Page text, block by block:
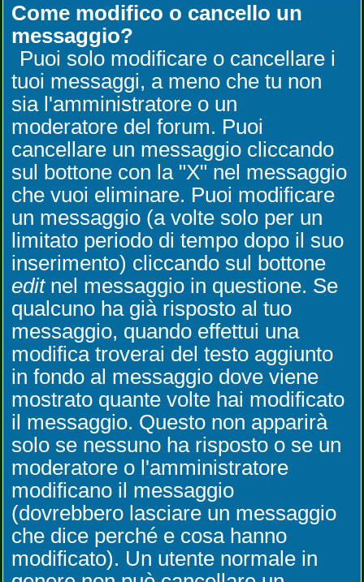
Come modifico o cancello un
messaggio?
Puoi solo modificare o cancellare i
tuoi messaggi, a meno che tu non
sia l'amministratore o un
moderatore del forum. Puoi
cancellare un messaggio cliccando
sul bottone con la "X" nel messaggio
che vuoi eliminare. Puoi modificare
un messaggio (a volte solo per un
limitato periodo di tempo dopo il suo
inserimento) cliccando sul bottone
editnel messaggio in questione. Se
qualcuno ha già risposto al tuo
messaggio, quando effettui una
modifica troverai del testo aggiunto
in fondo al messaggio dove viene
mostrato quante volte hai modificato
il messaggio. Questo non apparirà
solo se nessuno ha risposto o se un
moderatore o l'amministratore
modificano il messaggio
(dovrebbero lasciare un messaggio
che dice perché e cosa hanno
modificato). Un utente normale in